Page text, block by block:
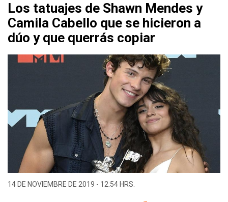
Los tatuajes de Shawn Mendes y
Camila Cabello que se hicieron a
dúo y que querrás copiar
14 DE NOVIEMBRE DE 2019 - 12:54 HRS.